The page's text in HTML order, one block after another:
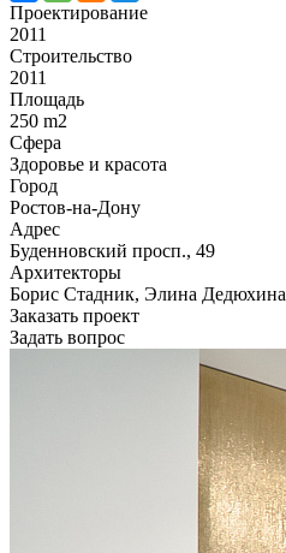
Проектирование
2011
Строительство
2011
Площадь
250 m2
Сфера
Здоровье и красота
Город
Ростов-на-Дону
Адрес
Буденновский просп., 49
Архитекторы
Борис Стадник, Элина Дедюхина
Заказать проект
Задать вопрос